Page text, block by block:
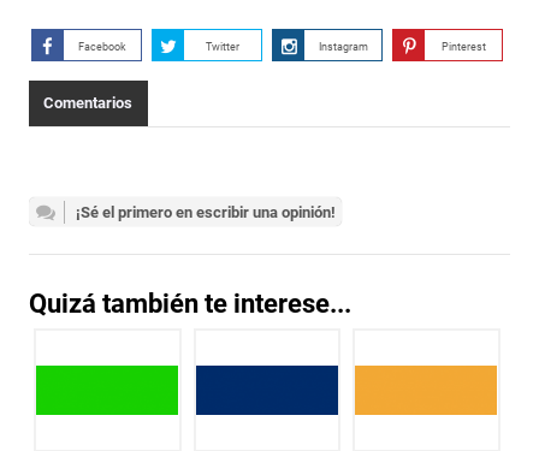
Facebook Twitter Instagram Pinterest
Comentarios
¡Sé el primero en escribir una opinión!
Quizá también te interese...